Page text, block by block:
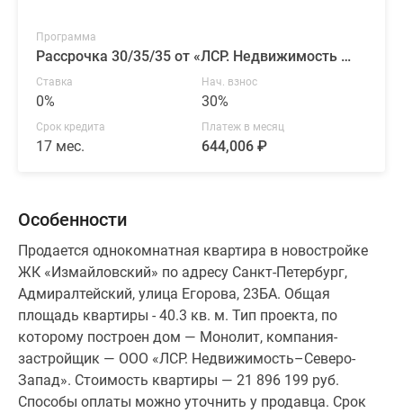
Программа
Рассрочка 30/35/35 от «ЛСР. Недвижимость — Северо-Запад»
Ставка
0%
Нач. взнос
30%
Срок кредита
17 мес.
Платеж в месяц
644,006 ₽
Особенности
Продается однокомнатная квартира в новостройке
ЖК «Измайловский» по адресу Санкт-Петербург,
Адмиралтейский, улица Егорова, 23БА. Общая
площадь квартиры - 40.3 кв. м. Тип проекта, по
которому построен дом — Монолит, компания-
застройщик — ООО «ЛСР. Недвижимость–Северо-
Запад». Стоимость квартиры — 21 896 199 руб.
Способы оплаты можно уточнить у продавца. Срок